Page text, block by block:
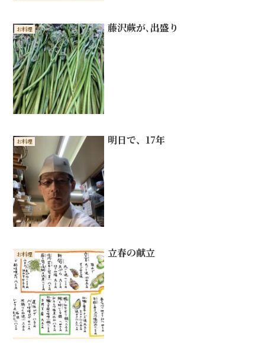
お料理 藤沢蕨が､出盛り
お料理 明日で、17年
お料理 立春の献立